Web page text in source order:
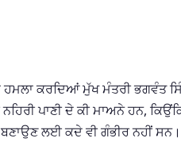
ਕਰਦਿਆਂ ਮੁੱਖ ਮੰਤਰੀ ਭਗਵੰਤ
ਪਾਣੀ ਦੇ ਕੀ ਮਾਅਨੇ ਹਨ,
ਲਈ ਕਦੇ ਵੀ ਗੰਭੀਰ ਨਹੀਂ